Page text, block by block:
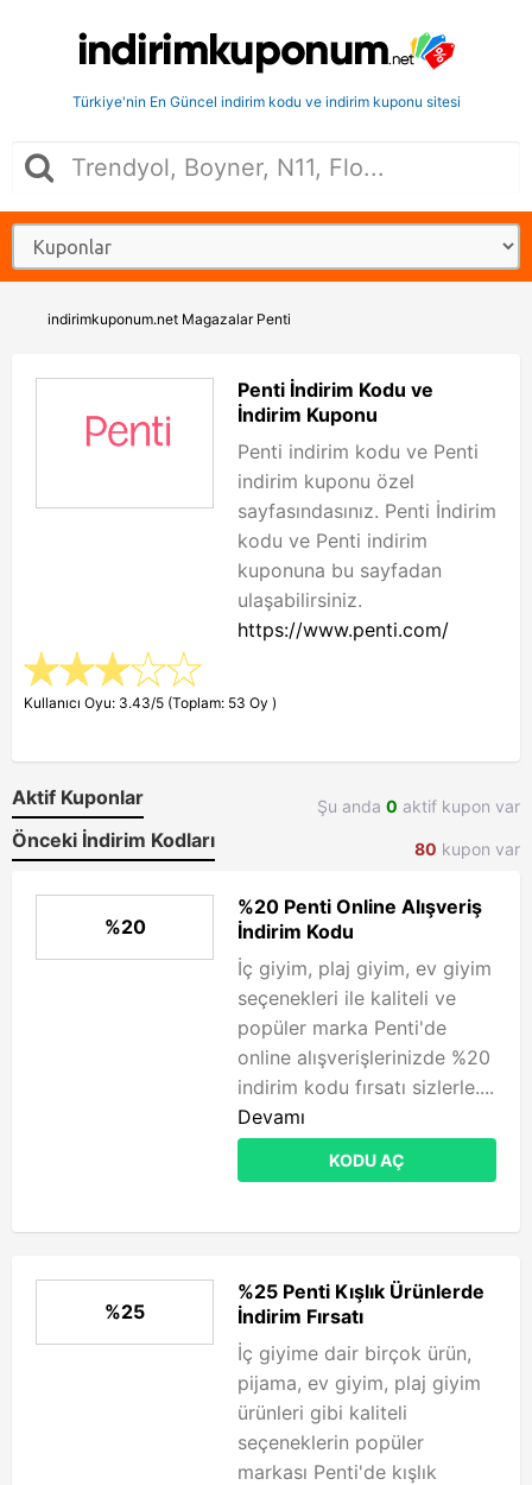
Türkiye'nin En Güncel indirim kodu ve indirim kuponu sitesi
indirimkuponum.net Magazalar Penti
Penti İndirim Kodu ve
İndirim Kuponu
Penti indirim kodu ve Penti
indirim kuponu özel
sayfasındasınız. Penti İndirim
kodu ve Penti indirim
kuponuna bu sayfadan
ulaşabilirsiniz.
https://www.penti.com/
Kullanıcı Oyu: 3.43/5 (Toplam: 53 Oy )
Aktif Kuponlar Şu anda 0 aktif kupon var
Önceki İndirim Kodları 80 kupon var
%20
%20 Penti Online Alışveriş
İndirim Kodu
İç giyim, plaj giyim, ev giyim
seçenekleri ile kaliteli ve
popüler marka Penti'de
online alışverişlerinizde %20
indirim kodu fırsatı sizlerle....
Devamı
KODU AÇ
%25
%25 Penti Kışlık Ürünlerde
İndirim Fırsatı
İç giyime dair birçok ürün,
pijama, ev giyim, plaj giyim
ürünleri gibi kaliteli
seçeneklerin popüler
markası Penti'de kışlık